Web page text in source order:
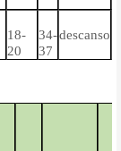
18-
20
34-
37
descanso